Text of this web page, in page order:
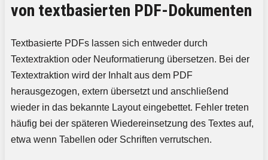
von textbasierten PDF-Dokumenten
Textbasierte PDFs lassen sich entweder durch
Textextraktion oder Neuformatierung übersetzen. Bei der
Textextraktion wird der Inhalt aus dem PDF
herausgezogen, extern übersetzt und anschließend
wieder in das bekannte Layout eingebettet. Fehler treten
häufig bei der späteren Wiedereinsetzung des Textes auf,
etwa wenn Tabellen oder Schriften verrutschen.